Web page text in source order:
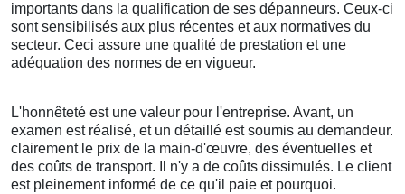
importants dans la qualification de ses dépanneurs. Ceux-ci
sont sensibilisés aux plus récentes et aux normatives du
secteur. Ceci assure une qualité de prestation et une
adéquation des normes de en vigueur.
L'honnêteté est une valeur pour l'entreprise. Avant, un
examen est réalisé, et un détaillé est soumis au demandeur.
clairement le prix de la main-d'œuvre, des éventuelles et
des coûts de transport. Il n'y a de coûts dissimulés. Le client
est pleinement informé de ce qu'il paie et pourquoi.